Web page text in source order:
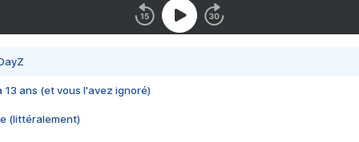
13 ans (et vous l'avez ignoré)
(littéralement)